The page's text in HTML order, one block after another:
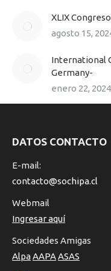
XLIX
agosto 15,
International
Germany-
enero 22, 2024
DATOS CONTACTO
E-mail:
contacto@sochipa.cl
Webmail
Ingresar aquí
Sociedades Amigas
AlpaAAPAASAS